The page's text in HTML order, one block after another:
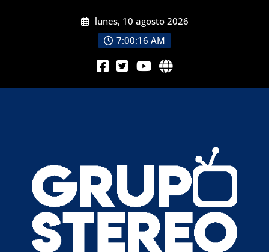
lunes, 10 agosto 2026
7:00:18 AM